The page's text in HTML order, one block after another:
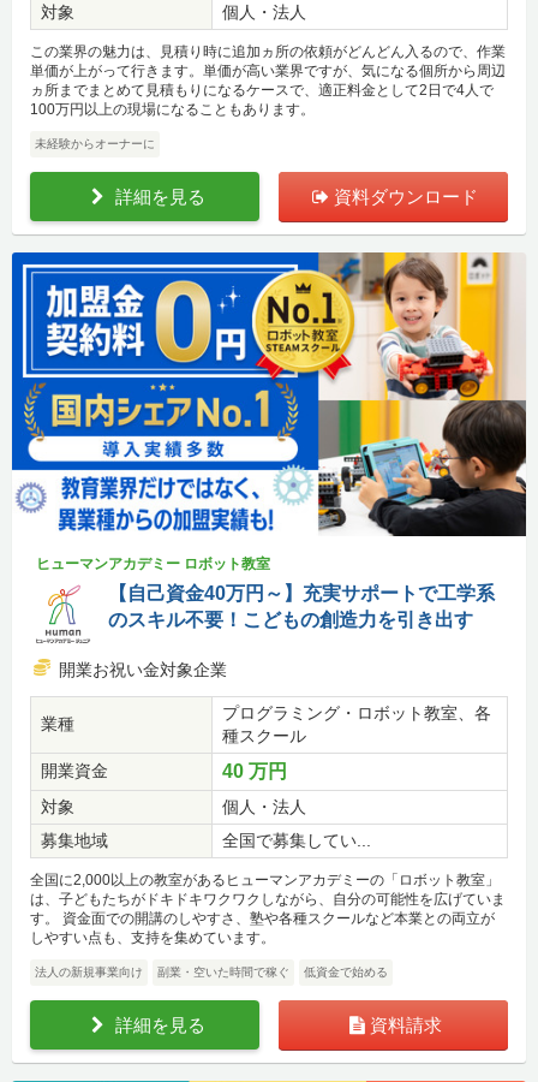
対象 個人・法人
この業界の魅力は、見積り時に追加ヵ所の依頼がどんどん入るので、作業
単価が上がって行きます。単価が高い業界ですが、気になる個所から周辺
ヵ所までまとめて見積もりになるケースで、適正料金として2日で4人で
100万円以上の現場になることもあります。
未経験からオーナーに
詳細を見る 資料ダウンロード
ヒューマンアカデミー ロボット教室
【自己資金40万円～】充実サポートで工学系
のスキル不要！こどもの創造力を引き出す
開業お祝い金対象企業
業種
プログラミング・ロボット教室、各
種スクール
開業資金
40 万円
対象
個人・法人
募集地域
全国で募集してい...
全国に2,000以上の教室があるヒューマンアカデミーの「ロボット教室」
は、子どもたちがドキドキワクワクしながら、自分の可能性を広げていま
す。 資金面での開講のしやすさ、塾や各種スクールなど本業との両立が
しやすい点も、支持を集めています。
法人の新規事業向け 副業・空いた時間で稼ぐ 低資金で始める
詳細を見る 資料請求